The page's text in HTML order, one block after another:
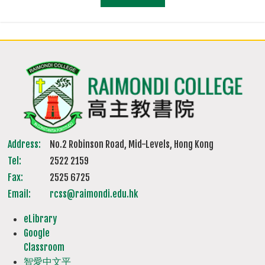
Address:
No.2 Robinson Road, Mid-Levels, Hong Kong
Tel:
2522 2159
Fax:
2525 6725
Email:
rcss@raimondi.edu.hk
eLibrary
Google
Classroom
智愛中文平